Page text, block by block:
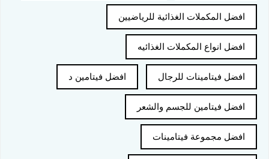
افضل المكملات الغذائية للرياضيين
افضل انواع المكملات الغذائيه
افضل فيتامينات للرجال افضل فيتامين د
افضل فيتامين للجسم والشعر
افضل مجموعة فيتامينات